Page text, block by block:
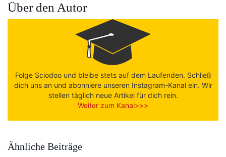
Über den Autor
Folge Sciodoo und bleibe stets auf dem Laufenden. Schließ
dich uns an und abonniere unseren Instagram-Kanal ein. Wir
stellen täglich neue Artikel für dich rein.
Weiter zum Kanal>>>
Ähnliche Beiträge